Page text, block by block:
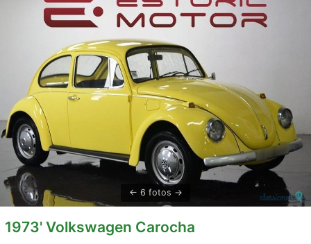
6 fotos
1973' Volkswagen Carocha